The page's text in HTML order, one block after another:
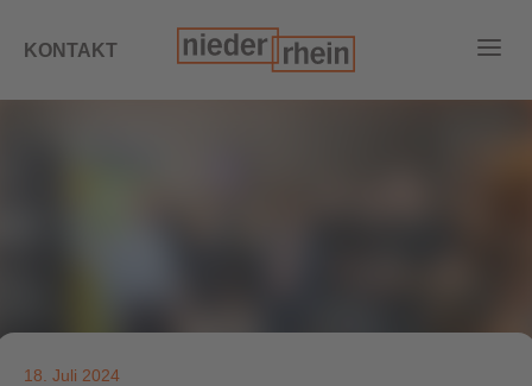
KONTAKT
18. Juli 2024